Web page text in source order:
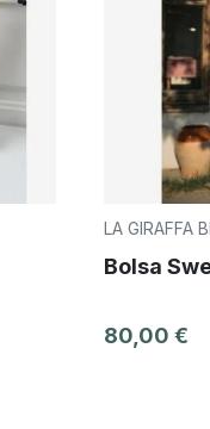
LA GIRAFFA
Bolsa
80,00 €